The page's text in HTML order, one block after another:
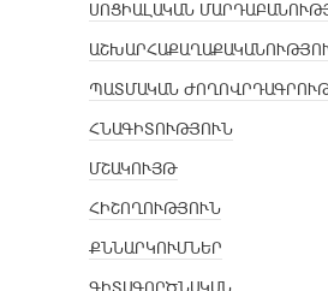
ՍՈՑԻԱԼԱԿԱՆ
ՊԱՏՄԱԿԱՆ
ՀՆԱԳԻՏՈՒԹՅՈՒՆ
ՄՇԱԿՈՒՅԹ
ՀԻՇՈՂՈՒԹՅՈՒՆ
ՔՆՆԱՐԿՈՒՄՆԵՐ